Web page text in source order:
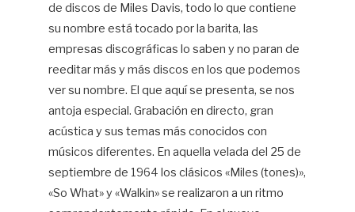
de discos de Miles Davis, todo lo que contiene
su nombre está tocado por la barita, las
empresas discográficas lo saben y no paran de
reeditar más y más discos en los que podemos
ver su nombre. El que aquí se presenta, se nos
antoja especial. Grabación en directo, gran
acústica y sus temas más conocidos con
músicos diferentes. En aquella velada del 25 de
septiembre de 1964 los clásicos «Miles (tones)»,
«So What» y «Walkin» se realizaron a un ritmo